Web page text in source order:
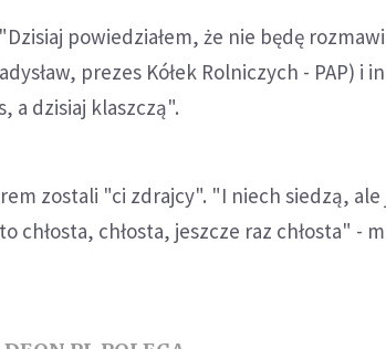
powiedziałem, że nie będę
prezes Kółek Rolniczych - PAP) i
a dzisiaj klaszczą".
zostali "ci zdrajcy". "I niech siedzą, ale
chłosta, chłosta, jeszcze raz chłosta" -